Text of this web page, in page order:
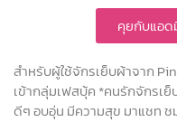
คุยกับแอด
สำหรับผู้ใช้จักรเย็บผ้าจาก
เข้ากลุ่มเฟสบุ้ค *คนรักจักรเ
ดีๆ อบอุ่น มีความสุข มาแชท ช